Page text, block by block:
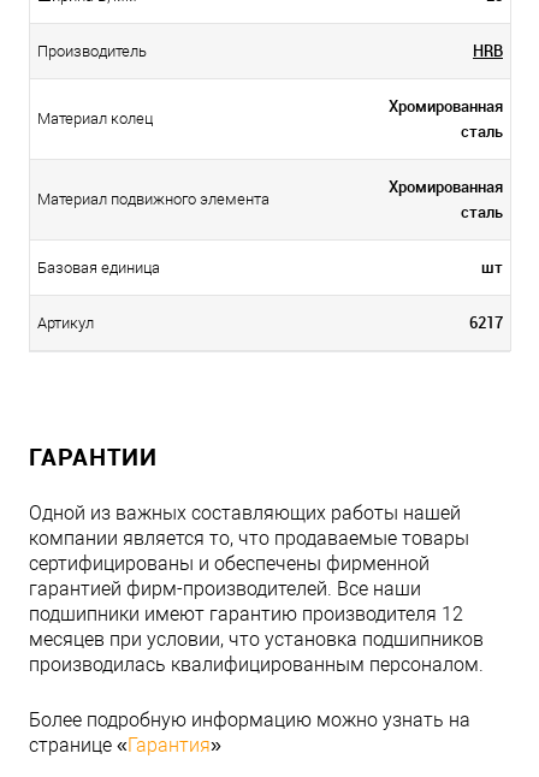
Производитель HRB
Материал колец
Хромированная
сталь
Материал подвижного элемента
Хромированная
сталь
Базовая единица шт
Артикул 6217
ГАРАНТИИ
Одной из важных составляющих работы нашей
компании является то, что продаваемые товары
сертифицированы и обеспечены фирменной
гарантией фирм-производителей. Все наши
подшипники имеют гарантию производителя 12
месяцев при условии, что установка подшипников
производилась квалифицированным персоналом.
Более подробную информацию можно узнать на
странице «Гарантия»